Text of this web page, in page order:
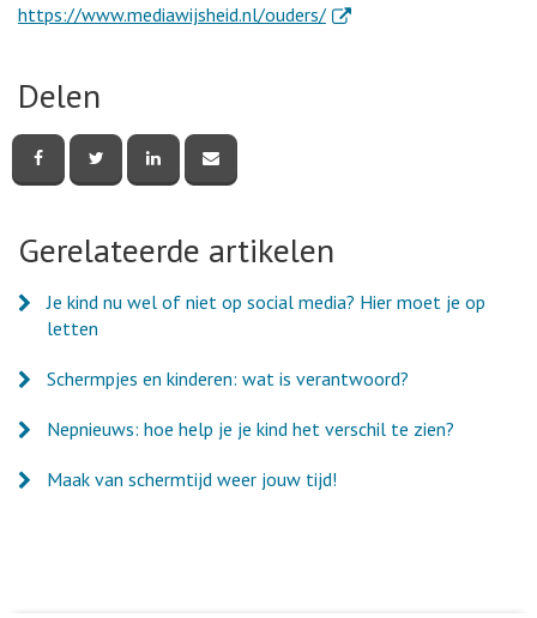
https://www.mediawijsheid.nl/ouders/. Externe link
Delen
deze
pagina
deze
pagina
deze
pagina
deze
pagina
mail
Gerelateerde artikelen
Je kind nu wel of niet op social media? Hier moet je op
letten
Schermpjes en kinderen: wat is verantwoord?
Nepnieuws: hoe help je je kind het verschil te zien?
Maak van schermtijd weer jouw tijd!